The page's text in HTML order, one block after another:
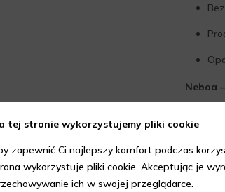
Neboa
tej stronie wykorzystujemy pliki cookie
zapewnić Ci najlepszy komfort podczas
wykorzystuje pliki cookie. Akceptując je
ich w swojej przeglądarce.